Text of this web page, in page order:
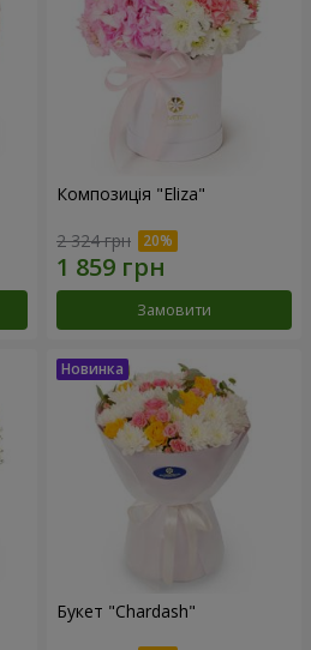
Композиція "Eliza"
2 324 грн
Замовити
Букет "Chardash"